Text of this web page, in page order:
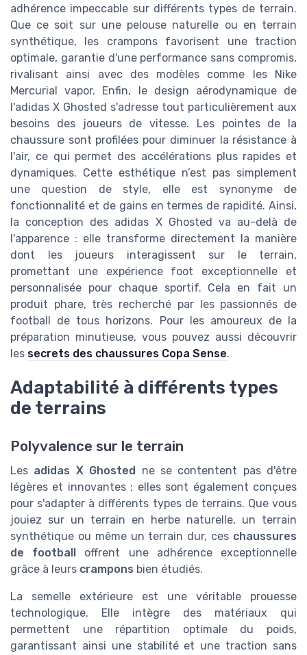
adhérence impeccable sur différents types de terrain.
Que ce soit sur une pelouse naturelle ou en terrain
synthétique, les crampons favorisent une traction
optimale, garantie d'une performance sans compromis,
rivalisant ainsi avec des modèles comme les Nike
Mercurial vapor. Enfin, le design aérodynamique de
l'adidas X Ghosted s'adresse tout particulièrement aux
besoins des joueurs de vitesse. Les pointes de la
chaussure sont profilées pour diminuer la résistance à
l'air, ce qui permet des accélérations plus rapides et
dynamiques. Cette esthétique n’est pas simplement
une question de style, elle est synonyme de
fonctionnalité et de gains en termes de rapidité. Ainsi,
la conception des adidas X Ghosted va au-delà de
l'apparence : elle transforme directement la manière
dont les joueurs interagissent sur le terrain,
promettant une expérience foot exceptionnelle et
personnalisée pour chaque sportif. Cela en fait un
produit phare, très recherché par les passionnés de
football de tous horizons. Pour les amoureux de la
préparation minutieuse, vous pouvez aussi découvrir
les secrets des chaussures Copa Sense.
Adaptabilité à différents types
de terrains
Polyvalence sur le terrain
Les adidas X Ghosted
ne se contentent pas d'être
légères et innovantes ; elles sont également conçues
pour s'adapter à différents types de terrains. Que vous
jouiez sur un terrain en herbe naturelle, un terrain
synthétique ou même un terrain dur, ces chaussures
de football
offrent une adhérence exceptionnelle
grâce à leurs crampons bien étudiés.
La semelle extérieure est une véritable prouesse
technologique. Elle intègre des matériaux qui
permettent une répartition optimale du poids,
garantissant ainsi une stabilité et une traction sans